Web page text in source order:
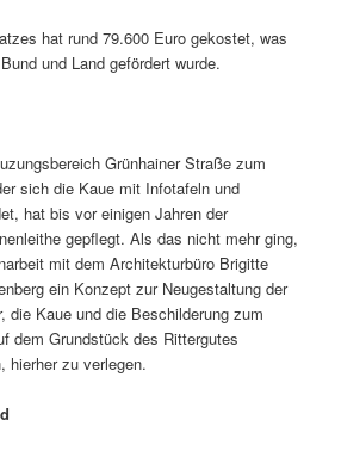
hat rund 79.600 Euro gekostet, was
und Land geför­dert wurde.
Grünhainer Straße zum
sich die Kaue mit Infotafeln und
hat bis vor einigen Jahren der
gepflegt. Als das nicht mehr ging,
mit dem Architekturbüro Brigitte
ein Konzept zur Neugestaltung der
die Kaue und die Beschilderung zum
dem Grundstück des Rittergutes
hierher zu verlegen.